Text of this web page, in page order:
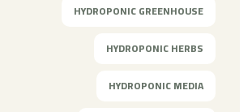
HYDROPONIC GREENHOUSE
HYDROPONIC HERBS
HYDROPONIC MEDIA